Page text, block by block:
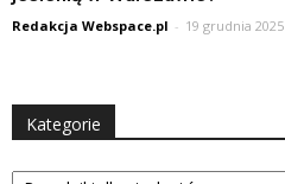
Redakcja Webspace.pl - 19 grudnia 2025
Kategorie
Kategorie